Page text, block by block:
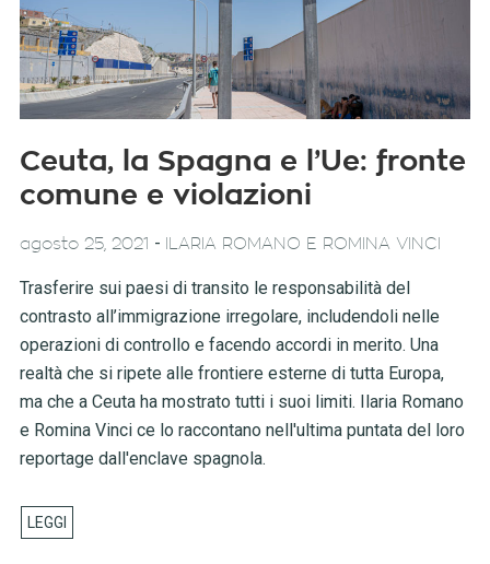
Ceuta, la Spagna e l’Ue: fronte
comune e violazioni
agosto 25, 2021 - ILARIA ROMANO E ROMINA VINCI
Trasferire sui paesi di transito le responsabilità del
contrasto all’immigrazione irregolare, includendoli nelle
operazioni di controllo e facendo accordi in merito. Una
realtà che si ripete alle frontiere esterne di tutta Europa,
ma che a Ceuta ha mostrato tutti i suoi limiti. Ilaria Romano
e Romina Vinci ce lo raccontano nell'ultima puntata del loro
reportage dall'enclave spagnola.